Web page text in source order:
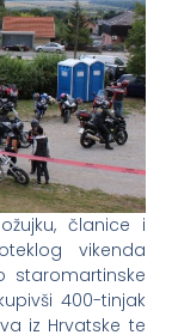
članice i
vikenda
staromartinske
400-tinjak
iz Hrvatske te